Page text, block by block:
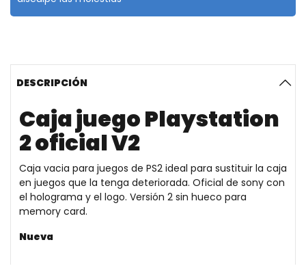
DESCRIPCIÓN
Caja juego Playstation
2 oficial V2
Caja vacia para juegos de PS2 ideal para sustituir la caja
en juegos que la tenga deteriorada. Oficial de sony con
el holograma y el logo. Versión 2 sin hueco para
memory card.
Nueva